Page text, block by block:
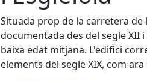
Situada prop de la carretera de
documentada des del segle XII
baixa edat mitjana. L'edifici
elements del segle XIX, com